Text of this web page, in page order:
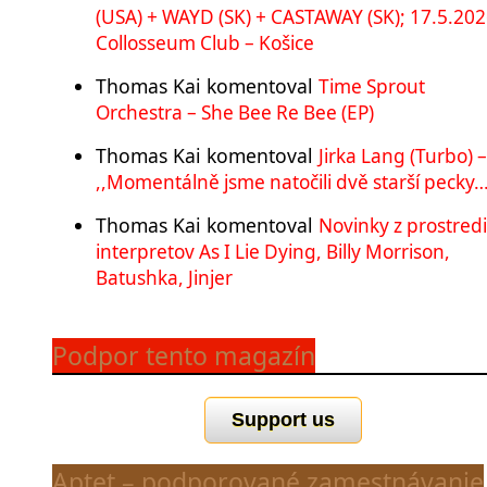
(USA) + WAYD (SK) + CASTAWAY (SK);
Collosseum Club – Košice
Thomas Kai komentoval Time Sprout
Orchestra – She Bee Re Bee (EP)
Thomas Kai komentoval Jirka Lang (Turbo) –
,,Momentálně jsme natočili dvě starší
Thomas Kai komentoval Novinky z
interpretov As I Lie Dying, Billy Morrison,
Batushka, Jinjer
Podpor tento magazín
Support us